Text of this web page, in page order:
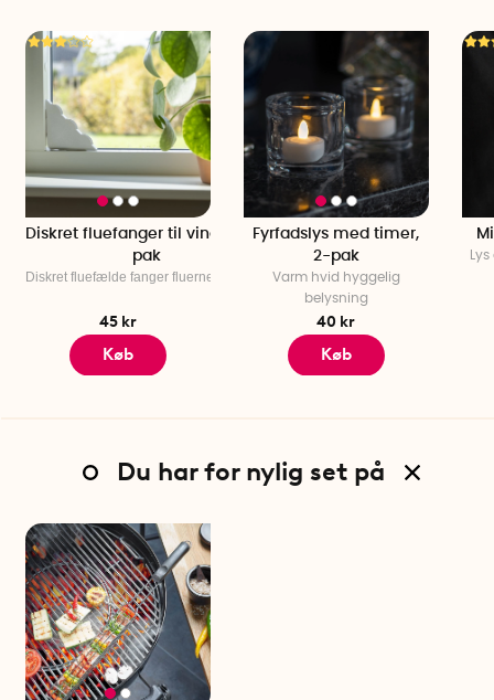
Diskret fluefanger til vinduer 2-
pak
Diskret fluefælde fanger fluerne i vinduet
45 kr
Køb
Fyrfadslys med timer,
2-pak
Varm hvid hyggelig
belysning
40 kr
Køb
Du har for nylig set på